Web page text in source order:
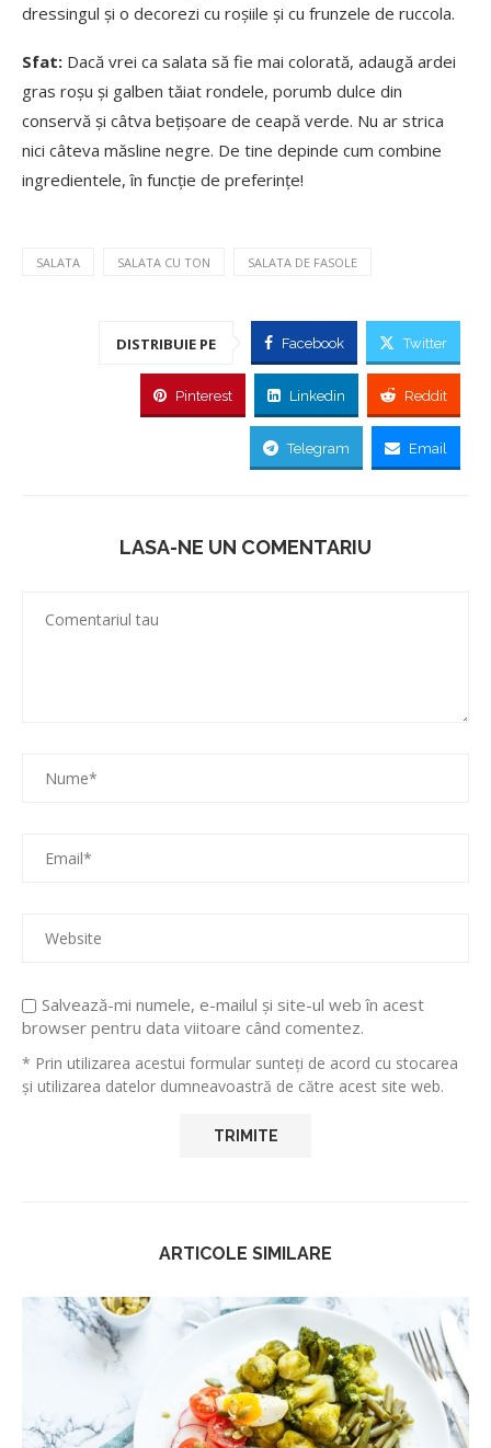
dressingul şi o decorezi cu roşiile şi cu frunzele de ruccola.
Sfat: Dacă vrei ca salata să fie mai colorată, adaugă ardei
gras roșu și galben tăiat rondele, porumb dulce din
conservă și câtva bețișoare de ceapă verde. Nu ar strica
nici câteva măsline negre. De tine depinde cum combine
ingredientele, în funcție de preferințe!
SALATA SALATA CU TON SALATA DE FASOLE
DISTRIBUIE PE Facebook Twitter
Pinterest Linkedin Reddit
Telegram Email
LASA-NE UN COMENTARIU
Salvează-mi numele, e-mailul și site-ul web în acest
browser pentru data viitoare când comentez.
* Prin utilizarea acestui formular sunteți de acord cu stocarea
și utilizarea datelor dumneavoastră de către acest site web.
ARTICOLE SIMILARE